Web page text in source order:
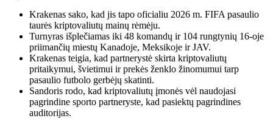
Krakenas sako, kad jis tapo oficialiu 2026 m. FIFA pasaulio
taurės kriptovaliutų mainų rėmėju.
Turnyras išplečiamas iki 48 komandų ir 104 rungtynių 16-oje
priimančių miestų Kanadoje, Meksikoje ir JAV.
Krakenas teigia, kad partnerystė skirta kriptovaliutų
pritaikymui, švietimui ir prekės ženklo žinomumui tarp
pasaulio futbolo gerbėjų skatinti.
Sandoris rodo, kad kriptovaliutų įmonės vėl naudojasi
pagrindine sporto partneryste, kad pasiektų pagrindines
auditorijas.